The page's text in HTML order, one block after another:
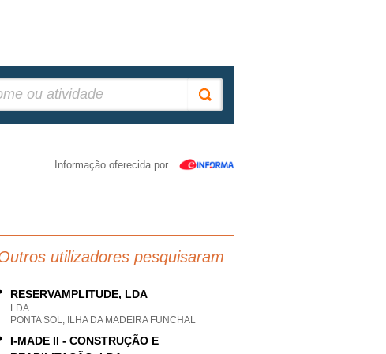
Informação oferecida por
utilizadores pesquisaram
RESERVAMPLITUDE, LDA
LDA
PONTA SOL, ILHA DA MADEIRA FUNCHAL
I-MADE II - CONSTRUÇÃO E